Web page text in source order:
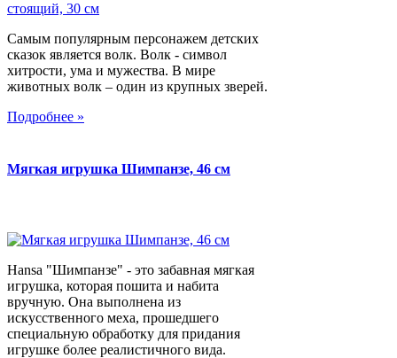
Самым популярным персонажем детских
сказок является волк. Волк - символ
хитрости, ума и мужества. В мире
животных волк – один из крупных зверей.
Подробнее »
Мягкая игрушка Шимпанзе, 46 см
Hansa "Шимпанзе" - это забавная мягкая
игрушка, которая пошита и набита
вручную. Она выполнена из
искусственного меха, прошедшего
специальную обработку для придания
игрушке более реалистичного вида.